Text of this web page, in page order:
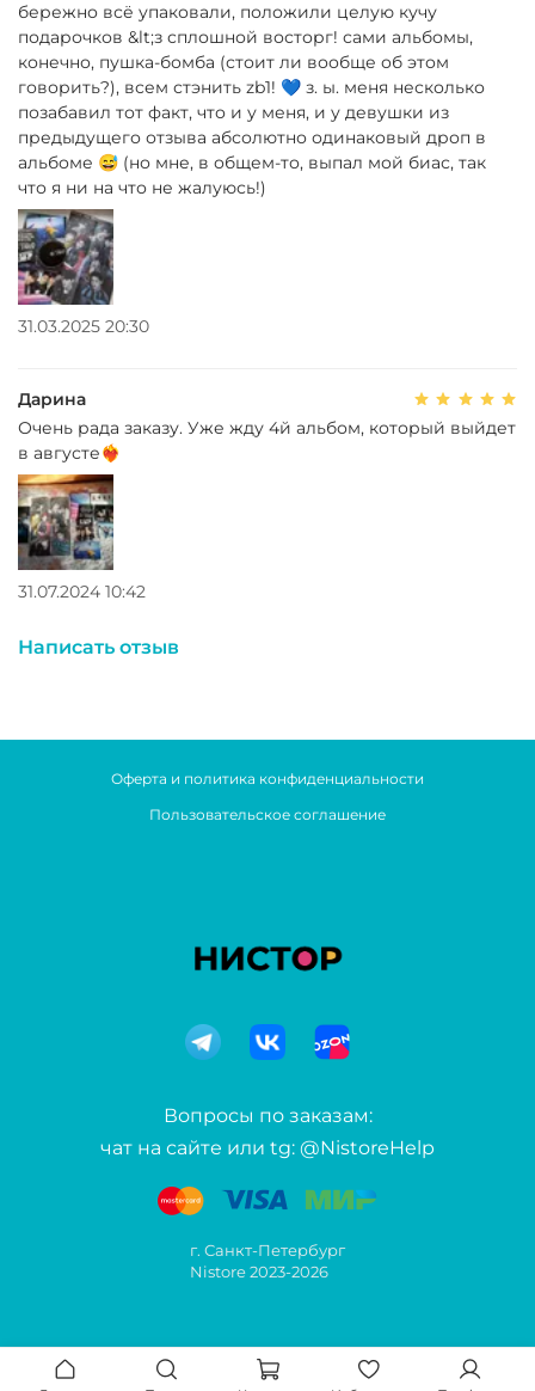
бережно всё упаковали, положили целую кучу
подарочков &lt;з сплошной восторг! сами альбомы,
конечно, пушка-бомба (стоит ли вообще об этом
говорить?), всем стэнить zb1! 💙 з. ы. меня несколько
позабавил тот факт, что и у меня, и у девушки из
предыдущего отзыва абсолютно одинаковый дроп в
альбоме 😅 (но мне, в общем-то, выпал мой биас, так
что я ни на что не жалуюсь!)
31.03.2025 20:30
Дарина
Очень рада заказу. Уже жду 4й альбом, который выйдет
в августе❤️‍🔥
31.07.2024 10:42
Написать отзыв
Оферта и политика конфиденциальности
Пользовательское соглашение
Вопросы по заказам:
чат на сайте или tg: @NistoreHelp
г. Санкт-Петербург
Nistore 2023-2026